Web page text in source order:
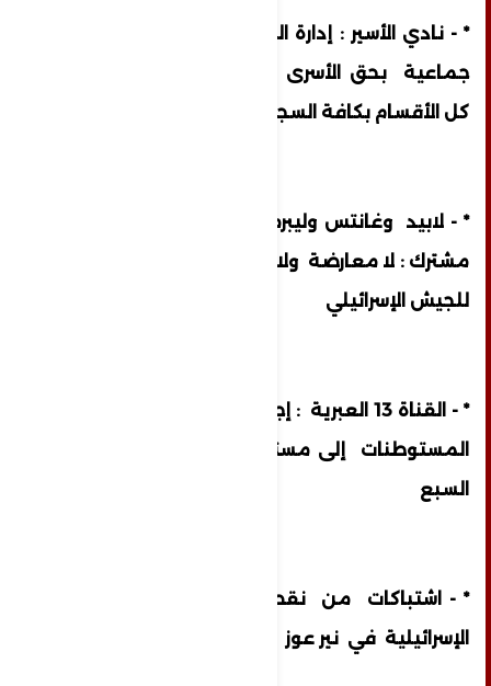
* - نادي الأسير : إدارة السجون تشرع بعقوبات
جماعية بحق الأسرى الفلسطينيين وتغلق
كل الأقسام بكافة السجون
* - لابيد وغانتس وليبرمان وميخالي في بيان
مشترك : لا معارضة ولا إئتلاف بل دعم كامل
للجيش الإسرائيلي
* - القناة 13 العبرية : إجلاء عشرات الجرحى من
المستوطنات إلى مستشفى سوروكا في بئر
السبع
* - اشتباكات من نقطة صفر مع القوات
الإسرائيلية في نير عوز شرق خانيونس